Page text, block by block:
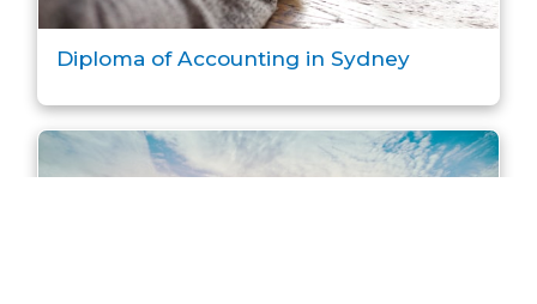
Diploma of Accounting in Sydney